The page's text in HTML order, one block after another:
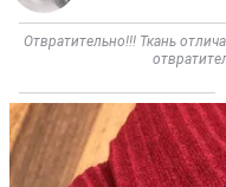
Отвратительно!!! Ткань